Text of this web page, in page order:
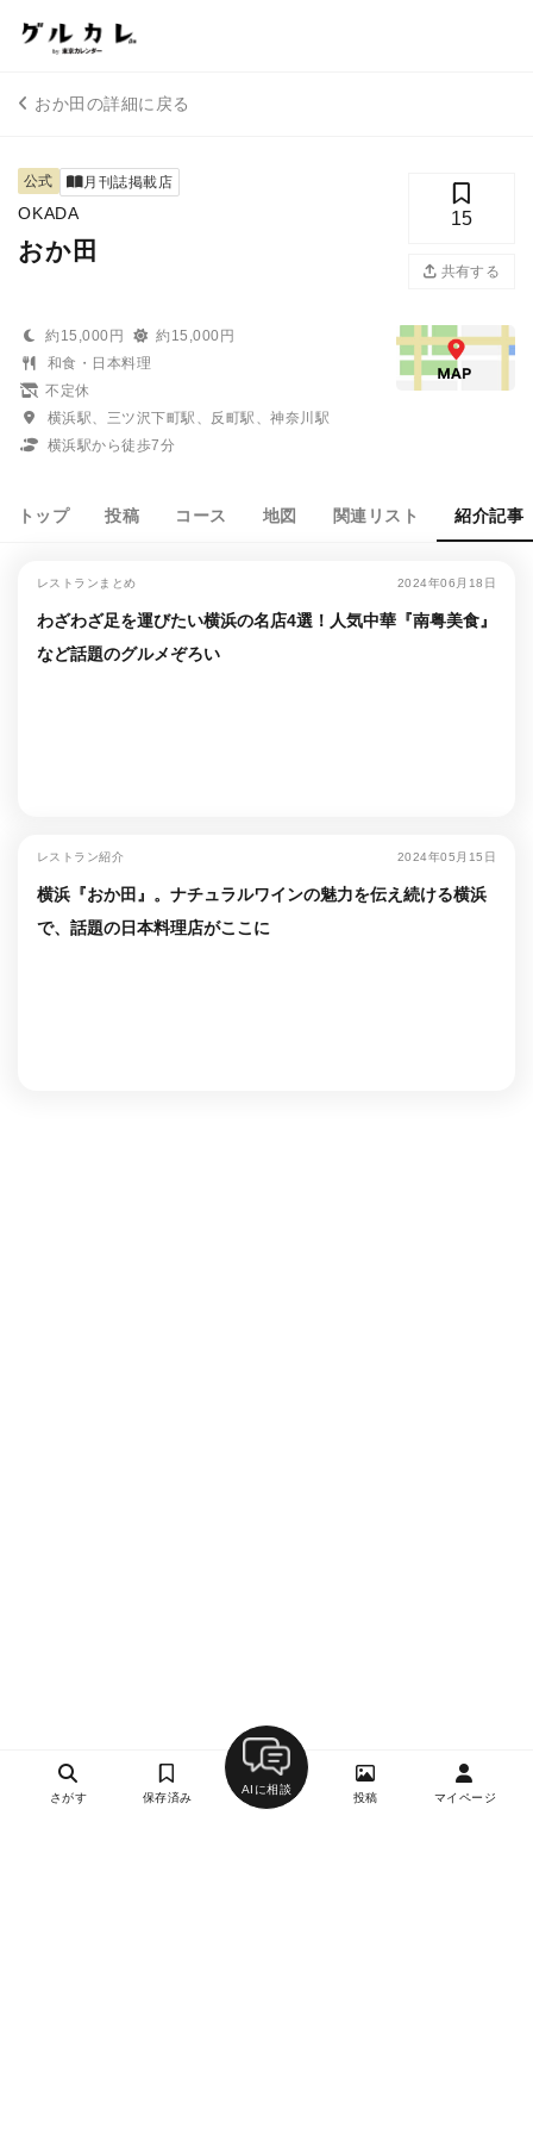
おか田の詳細に戻る
公式 月刊誌掲載店
OKADA
おか田
15
共有する
約15,000円
約15,000円
和食・日本料理
不定休
横浜駅、三ツ沢下町駅、反町駅、神奈川駅
横浜駅から徒歩7分
トップ 投稿 コース 地図 関連リスト 紹介記事
レストランまとめ 2024年06月18日
わざわざ足を運びたい横浜の名店4選！人気中華『南粤美食』
など話題のグルメぞろい
レストラン紹介 2024年05月15日
横浜『おか田』。ナチュラルワインの魅力を伝え続ける横浜
で、話題の日本料理店がここに
さがす 保存済み
AIに相談
投稿 マイページ